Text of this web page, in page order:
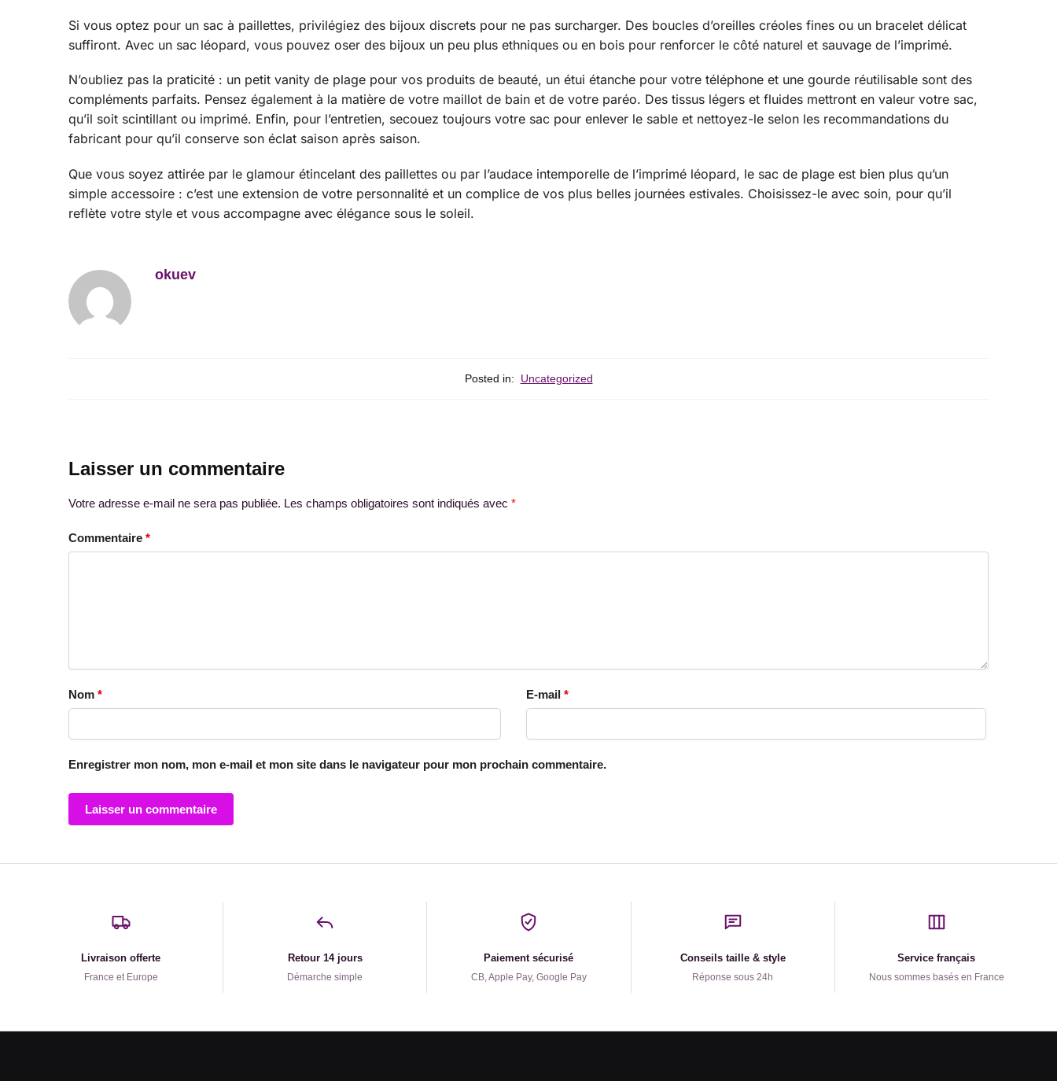
Si vous optez pour un sac à paillettes, privilégiez des bijoux discrets pour ne pas surcharger. Des boucles d’oreilles créoles fines ou un bracelet délicat
suffiront. Avec un sac léopard, vous pouvez oser des bijoux un peu plus ethniques ou en bois pour renforcer le côté naturel et sauvage de l’imprimé.
N’oubliez pas la praticité : un petit vanity de plage pour vos produits de beauté, un étui étanche pour votre téléphone et une gourde réutilisable sont des
compléments parfaits. Pensez également à la matière de votre maillot de bain et de votre paréo. Des tissus légers et fluides mettront en valeur votre sac,
qu’il soit scintillant ou imprimé. Enfin, pour l’entretien, secouez toujours votre sac pour enlever le sable et nettoyez-le selon les recommandations du
fabricant pour qu’il conserve son éclat saison après saison.
Que vous soyez attirée par le glamour étincelant des paillettes ou par l’audace intemporelle de l’imprimé léopard, le sac de plage est bien plus qu’un
simple accessoire : c’est une extension de votre personnalité et un complice de vos plus belles journées estivales. Choisissez-le avec soin, pour qu’il
reflète votre style et vous accompagne avec élégance sous le soleil.
okuev
Posted in: Uncategorized
Laisser un commentaire
Votre adresse e-mail ne sera pas publiée. Les champs obligatoires sont indiqués avec *
Commentaire *
Nom * E-mail *
Enregistrer mon nom, mon e-mail et mon site dans le navigateur pour mon prochain commentaire.
Livraison offerte
France et Europe
Retour 14 jours
Démarche simple
Paiement sécurisé
CB, Apple Pay, Google Pay
Conseils taille & style
Réponse sous 24h
Service français
Nous sommes basés en France